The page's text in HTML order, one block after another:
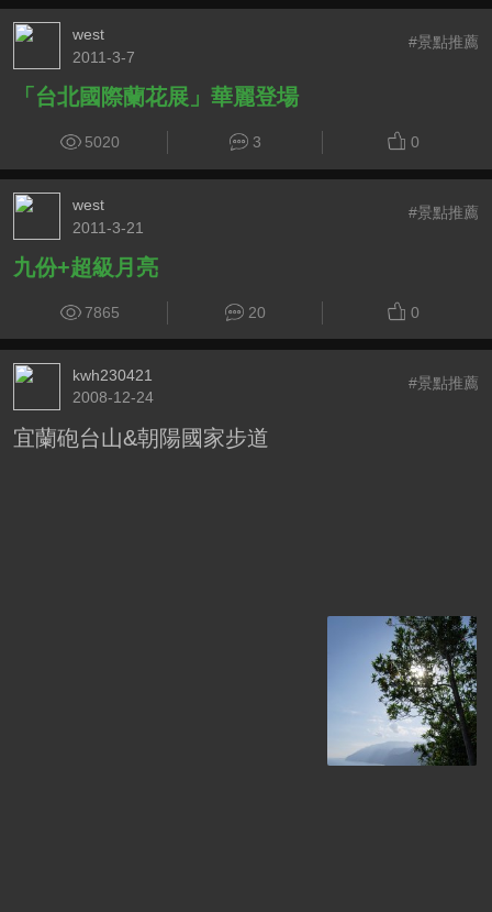
west
2011-3-7
#景點推薦
「台北國際蘭花展」華麗登場
5020 3 0
west
2011-3-21
#景點推薦
九份+超級月亮
7865 20 0
kwh230421
2008-12-24
#景點推薦
宜蘭砲台山&朝陽國家步道